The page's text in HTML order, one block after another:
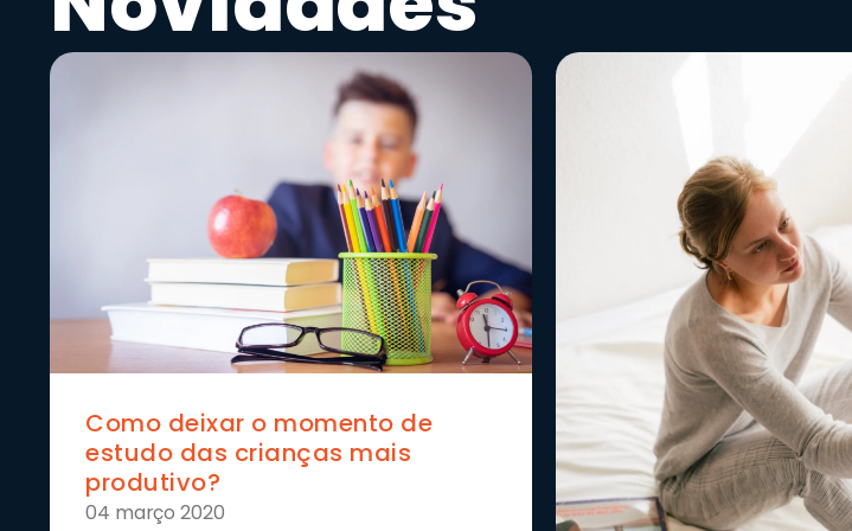
Como deixar o momento de
estudo das crianças mais
produtivo?
04 março 2020